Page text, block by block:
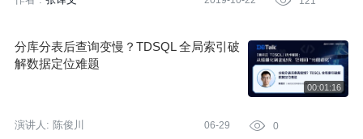
分库分表后查询变慢？TDSQL 全局索引破
解数据定位难题
演讲人: 陈俊川 06-29  0